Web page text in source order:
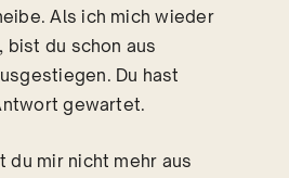
Als ich mich wieder
bist du schon aus
Du hast
gewartet.
du mir nicht mehr aus